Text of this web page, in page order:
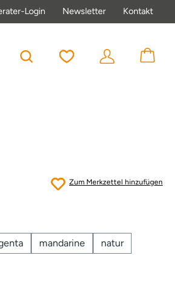
Login Newsletter Kontakt
Du hast 0 Produkte
mandarine
natur
Zum Merkzettel hinzufügen